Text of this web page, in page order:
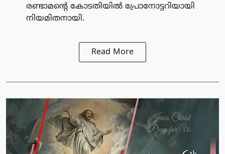
രണ്ടാമന്റെ കോടതിയില്‍ പ്രോനോട്ടറിയായി
നിയമിതനായി.
Read More